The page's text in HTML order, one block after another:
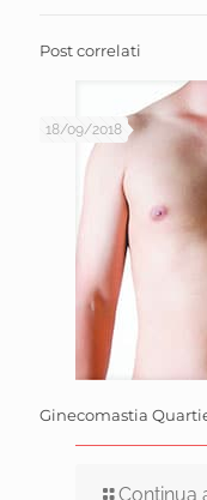
Post correlati
18/09/2018
Ginecomastia
Continua